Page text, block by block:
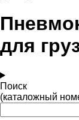
для
Поиск
(каталожный